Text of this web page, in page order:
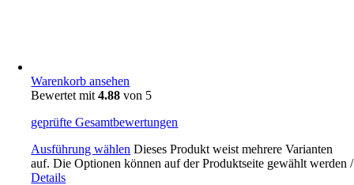
Warenkorb ansehen
Bewertet mit4.88 von 5
geprüfte Gesamtbewertungen
Ausführung wählen Dieses Produkt weist mehrere Varianten
auf. Die Optionen können auf der Produktseite gewählt werden/
Details